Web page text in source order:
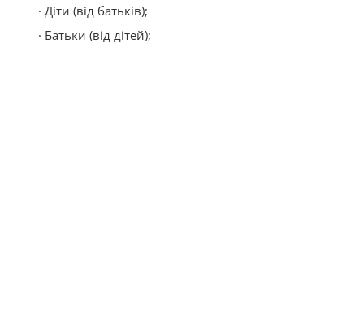
· Діти (від батьків);
· Батьки (від дітей);